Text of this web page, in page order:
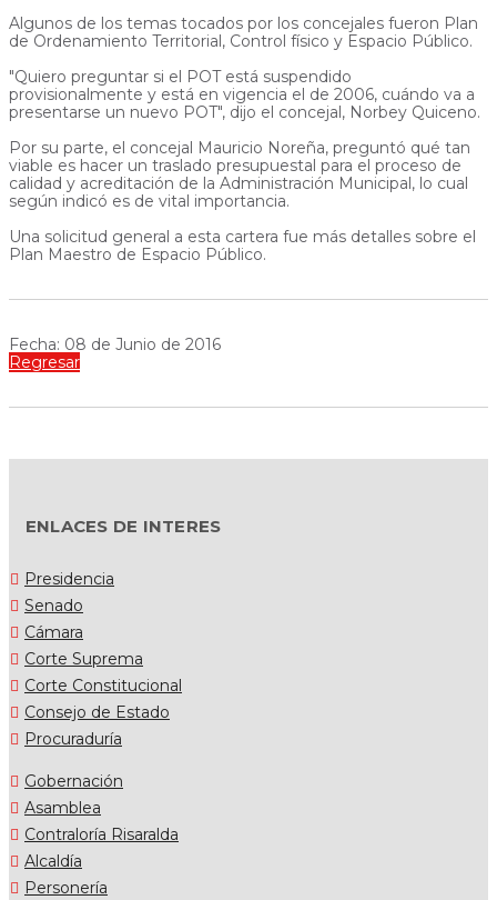
Algunos de los temas tocados por los concejales fueron Plan
de Ordenamiento Territorial, Control físico y Espacio Público.
"Quiero preguntar si el POT está suspendido
provisionalmente y está en vigencia el de 2006, cuándo va a
presentarse un nuevo POT", dijo el concejal, Norbey Quiceno.
Por su parte, el concejal Mauricio Noreña, preguntó qué tan
viable es hacer un traslado presupuestal para el proceso de
calidad y acreditación de la Administración Municipal, lo cual
según indicó es de vital importancia.
Una solicitud general a esta cartera fue más detalles sobre el
Plan Maestro de Espacio Público.
Fecha: 08 de Junio de 2016
Regresar
ENLACES DE INTERES
Presidencia
Senado
Cámara
Corte Suprema
Corte Constitucional
Consejo de Estado
Procuraduría
Gobernación
Asamblea
Contraloría Risaralda
Alcaldía
Personería